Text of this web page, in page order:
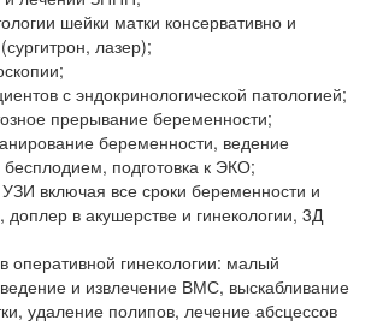
шейки матки консервативно и
лазер);
с эндокринологической патологией;
прерывание беременности;
беременности, ведение
бесплодием, подготовка к ЭКО;
включая все сроки беременности и
доплер в акушерстве и гинекологии, 3Д
оперативной гинекологии: малый
и извлечение ВМС, выскабливание
удаление полипов, лечение абсцессов